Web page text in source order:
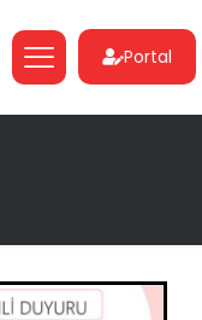
Portal